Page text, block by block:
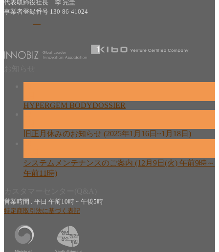
代表取締役社長 李 完圭
事業者登録番号 130-86-41024
HYPERGEM BODYDOSSIER
旧正月休みのお知らせ (2025年1月16日~1月18日)
システムメンテナンスのご案内 (12月9日(火) 午前9時～
午前11時)
営業時間 : 平日 午前10時 ~ 午後5時
特定商取引法に基づく表記